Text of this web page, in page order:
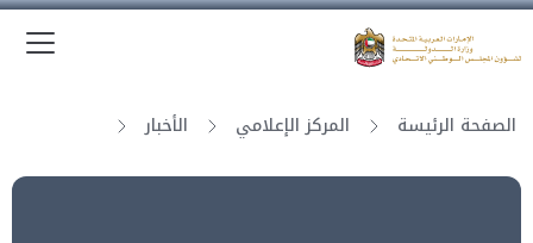
الصفحة الرئيسة المركز الإعلامي الأخبار